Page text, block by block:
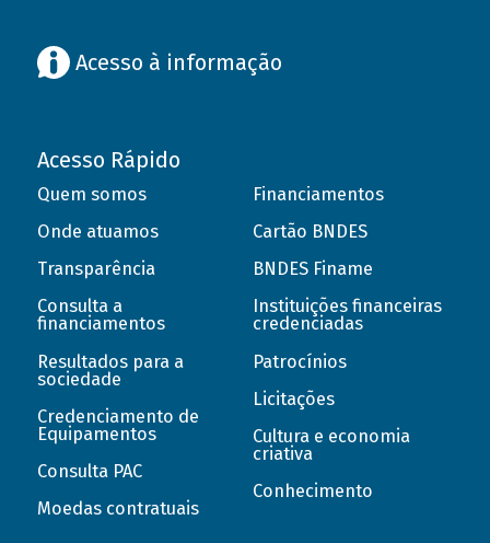
Acesso à informação
Acesso Rápido
Quem somos
Onde atuamos
Transparência
Consulta a
financiamentos
Resultados para a
sociedade
Credenciamento de
Equipamentos
Consulta PAC
Moedas contratuais
Financiamentos
Cartão BNDES
BNDES Finame
Instituições financeiras
credenciadas
Patrocínios
Licitações
Cultura e economia
criativa
Conhecimento